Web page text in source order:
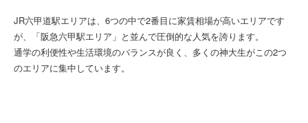
JR六甲道駅エリアは、6つの中で2番目に家賃相場が高いエリアです
が、「阪急六甲駅エリア」と並んで圧倒的な人気を誇ります。
通学の利便性や生活環境のバランスが良く、多くの神大生がこの2つ
のエリアに集中しています。